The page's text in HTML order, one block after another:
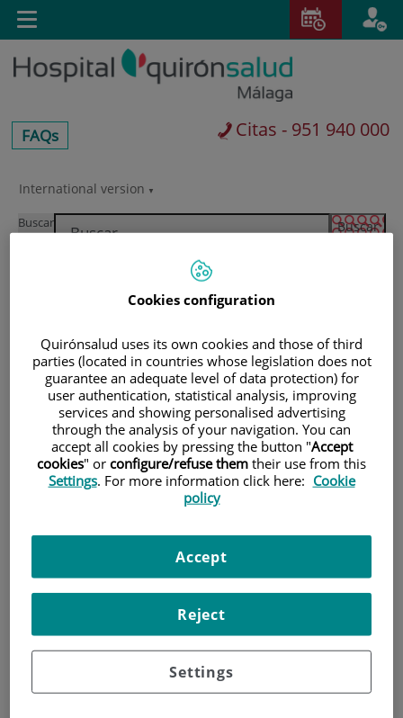
Saltar al contenido
Saltar
contenido
International version
centros-
faq
FAQs Citas - 951 940 000
Buscar
Toggle
navigation
Pacientes y visitantes
Investigación
Cookies configuration
Quirónsalud uses its own cookies and those of third
parties (located in countries whose legislation does not
guarantee an adequate level of data protection) for
user authentication, statistical analysis, improving
services and showing personalised advertising
through the analysis of your navigation. You can
accept all cookies by pressing the button "Accept
cookies" or configure/refuse them their use from this
Settings. For more information click here: Cookie
policy
Settings
Reject
Accept